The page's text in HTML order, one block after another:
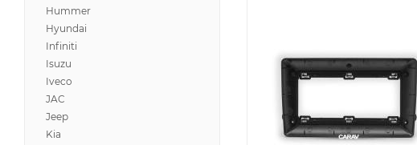
Hummer
Hyundai
Infiniti
Isuzu
Iveco
JAC
Jeep
Kia